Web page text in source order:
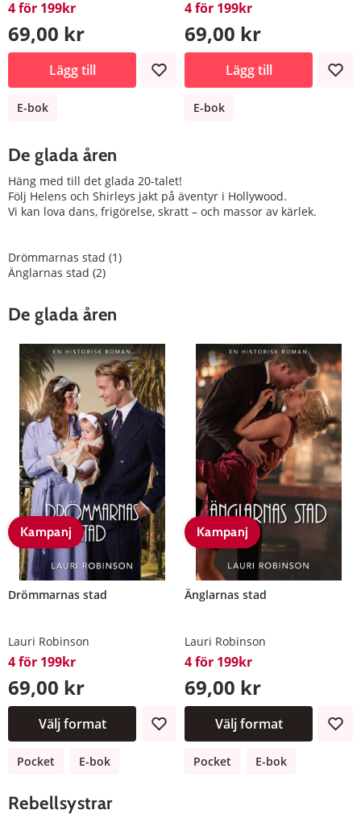
4 för 199kr
69,00 kr
Lägg till
E-bok
4 för 199kr
69,00 kr
Lägg till
E-bok
De glada åren
Häng med till det glada 20-talet!
Följ Helens och Shirleys jakt på äventyr i Hollywood.
Vi kan lova dans, frigörelse, skratt – och massor av kärlek.
Drömmarnas stad (1)
Änglarnas stad (2)
De glada åren
Kampanj
Drömmarnas stad
Lauri Robinson
4 för 199kr
69,00 kr
Välj format
Pocket E-bok
Kampanj
Änglarnas stad
Lauri Robinson
4 för 199kr
69,00 kr
Välj format
Pocket E-bok
Rebellsystrar